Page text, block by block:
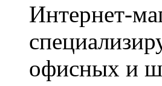
Интернет-
офисных и